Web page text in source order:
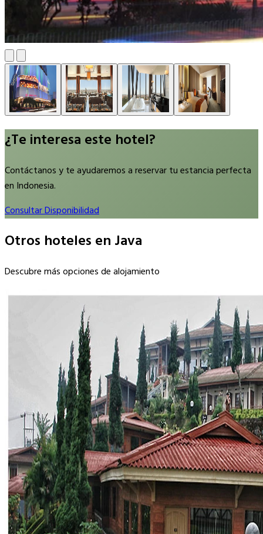
¿Te interesa este hotel?
Contáctanos y te ayudaremos a reservar tu estancia perfecta
en Indonesia.
Consultar Disponibilidad
Otros hoteles en Java
Descubre más opciones de alojamiento